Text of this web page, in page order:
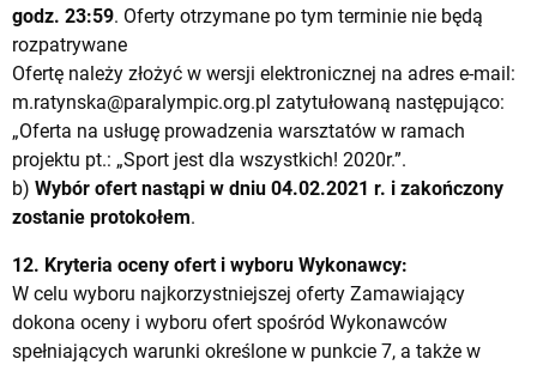
godz. 23:59. Oferty otrzymane po tym terminie nie będą
rozpatrywane
Ofertę należy złożyć w wersji elektronicznej na adres e-mail:
m.ratynska@paralympic.org.pl zatytułowaną następująco:
„Oferta na usługę prowadzenia warsztatów w ramach
projektu pt.: „Sport jest dla wszystkich! 2020r.”.
b) Wybór ofert nastąpi w dniu 04.02.2021 r. i zakończony
zostanie protokołem.
12. Kryteria oceny ofert i wyboru Wykonawcy:
W celu wyboru najkorzystniejszej oferty Zamawiający
dokona oceny i wyboru ofert spośród Wykonawców
spełniających warunki określone w punkcie 7, a także w